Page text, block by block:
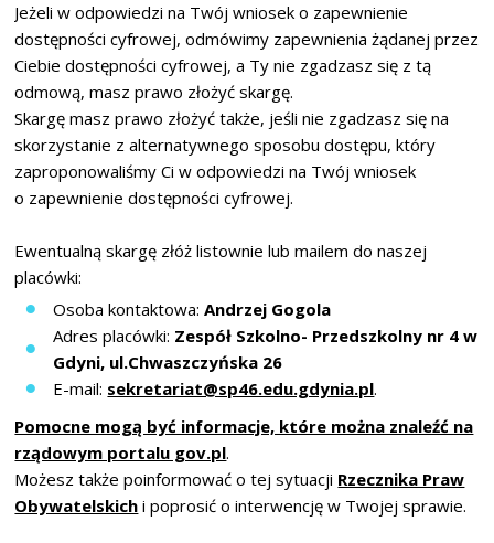
Jeżeli w odpowiedzi na Twój wniosek o zapewnienie
dostępności cyfrowej, odmówimy zapewnienia żądanej przez
Ciebie dostępności cyfrowej, a Ty nie zgadzasz się z tą
odmową, masz prawo złożyć skargę.
Skargę masz prawo złożyć także, jeśli nie zgadzasz się na
skorzystanie z alternatywnego sposobu dostępu, który
zaproponowaliśmy Ci w odpowiedzi na Twój wniosek
o zapewnienie dostępności cyfrowej.
Ewentualną skargę złóż listownie lub mailem do naszej
placówki:
Osoba kontaktowa:Andrzej Gogola
Adres placówki: Zespół Szkolno- Przedszkolny nr 4 w
Gdyni, ul.Chwaszczyńska 26
E-mail: sekretariat@sp46.edu.gdynia.pl.
Pomocne mogą być informacje, które można znaleźć na
rządowym portalu gov.pl.
Możesz także poinformować o tej sytuacji Rzecznika Praw
Obywatelskich i poprosić o interwencję w Twojej sprawie.